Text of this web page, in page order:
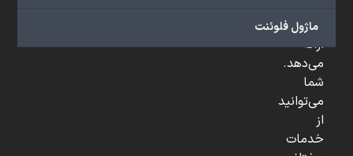
ماژول فلوئنت
...
ارائه
می‌دهد.
شما
می‌توانید
از
خدمات